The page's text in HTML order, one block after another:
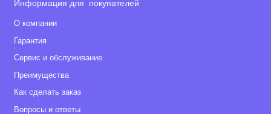
Информация для покупателей
О компании
Гарантия
Сервис и обслуживание
Преимущества
Как сделать заказ
Вопросы и ответы